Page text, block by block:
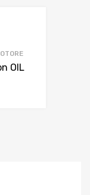
OIL